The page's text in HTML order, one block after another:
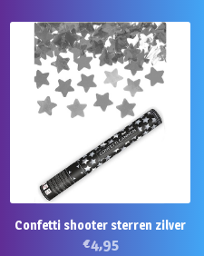
Confetti shooter sterren zilver
€4,95